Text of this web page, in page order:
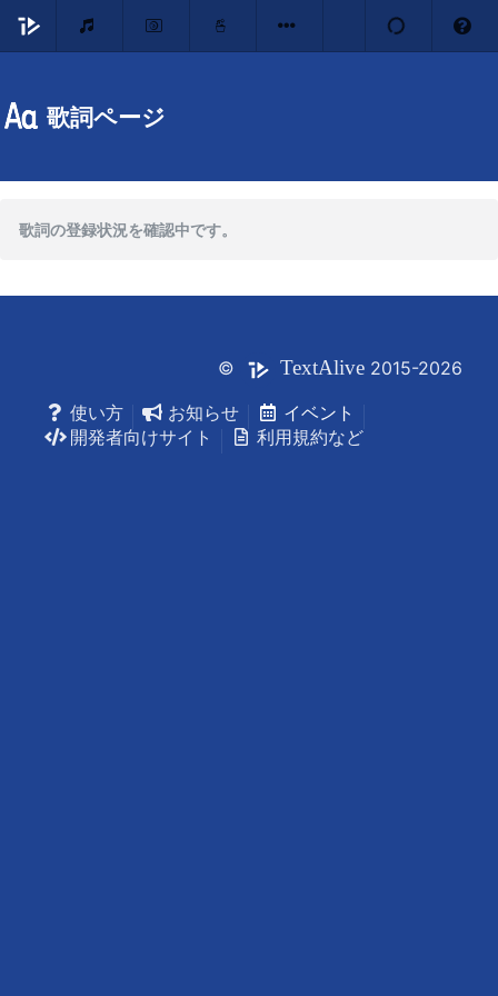
歌詞ページ
歌詞の登録状況を確認中です。
© TextAlive 2015-2026
使い方
お知らせ
イベント
開発者向けサイト
利用規約など